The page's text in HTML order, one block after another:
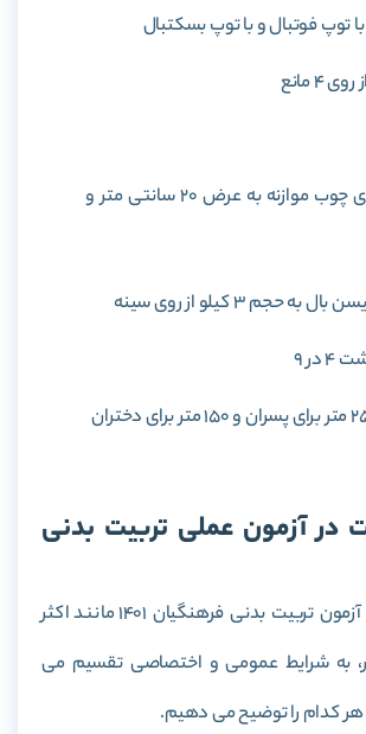
4 مانع
راه رفتن از روی چوب موازنه به عرض 20 سانتی متر و
حجم 3 کیلو از روی سینه
9
در آزمون عملی تربیت بدنی
شرایط شرکت در آزمون تربیت بدنی فرهنگیان 1401 مانند اکثر
به شرایط عمومی و اختصاصی تقسیم می
هر کدام را توضیح می دهیم.